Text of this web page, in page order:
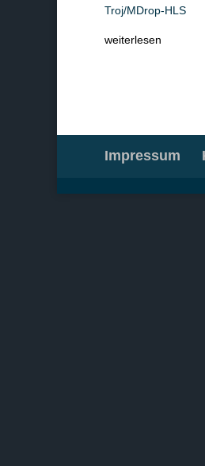
Troj/MDrop-HLS
weiterlesen
Impressum